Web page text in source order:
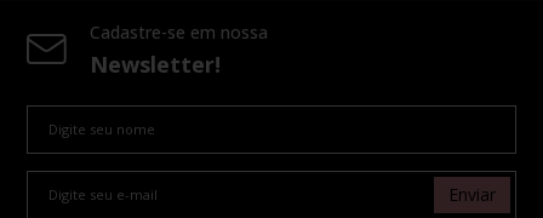
Cadastre-se em nossa
Newsletter!
Enviar